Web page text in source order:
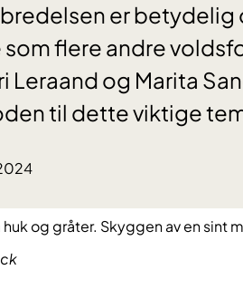
er
flere andre
Leraand og Marita
til dette viktige